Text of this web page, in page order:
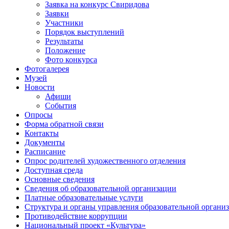
Заявка на конкурс Свиридова
Заявки
Участники
Порядок выступлений
Результаты
Положение
Фото конкурса
Фотогалерея
Музей
Новости
Афиши
События
Опросы
Форма обратной связи
Контакты
Документы
Расписание
Опрос родителей художественного отделения
Доступная среда
Основные сведения
Сведения об образовательной организации
Платные образовательные услуги
Структура и органы управления образовательной
Противодействие коррупции
Национальный проект «Культура»